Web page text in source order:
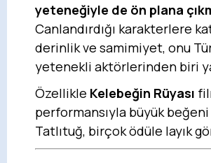
yeteneğiyle de ön plana
Canlandırdığı karakterlere
derinlik ve samimiyet, onu
yetenekli aktörlerinden biri
Özellikle Kelebeğin Rüyası
performansıyla büyük
Tatlıtuğ, birçok ödüle layık